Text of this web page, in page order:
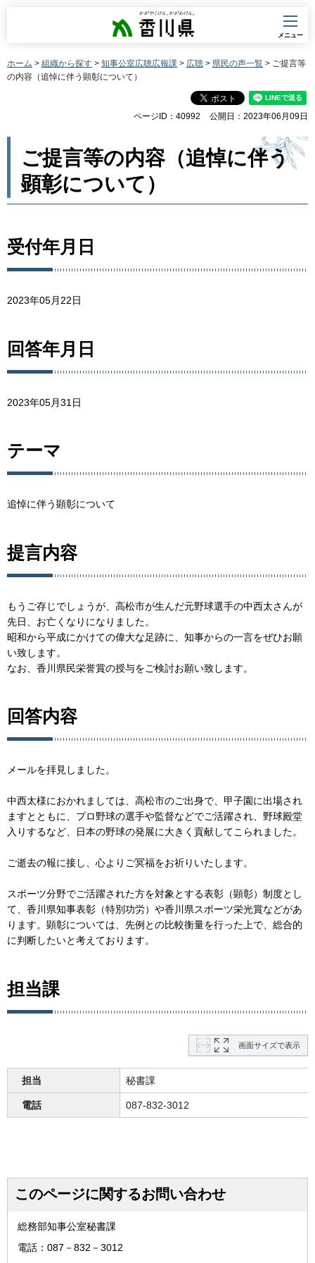
香川県
メニュー
ホーム > 組織から探す > 知事公室広聴広報課 > 広聴 > 県民の声一覧 > ご提言等
の内容（追悼に伴う顕彰について）
ページID：40992 公開日：2023年06月09日
ご提言等の内容（追悼に伴う
顕彰について）
受付年月日
2023年05月22日
回答年月日
2023年05月31日
テーマ
追悼に伴う顕彰について
提言内容
もうご存じでしょうが、高松市が生んだ元野球選手の中西太さんが
先日、お亡くなりになりました。
昭和から平成にかけての偉大な足跡に、知事からの一言をぜひお願
い致します。
なお、香川県民栄誉賞の授与をご検討お願い致します。
回答内容
メールを拝見しました。
中西太様におかれましては、高松市のご出身で、甲子園に出場され
ますとともに、プロ野球の選手や監督などでご活躍され、野球殿堂
入りするなど、日本の野球の発展に大きく貢献してこられました。
ご逝去の報に接し、心よりご冥福をお祈りいたします。
スポーツ分野でご活躍された方を対象とする表彰（顕彰）制度とし
て、香川県知事表彰（特別功労）や香川県スポーツ栄光賞などがあ
ります。顕彰については、先例との比較衡量を行った上で、総合的
に判断したいと考えております。
担当課
画面サイズで表示
担当 秘書課
電話 087-832-3012
このページに関するお問い合わせ
総務部知事公室秘書課
電話：087－832－3012